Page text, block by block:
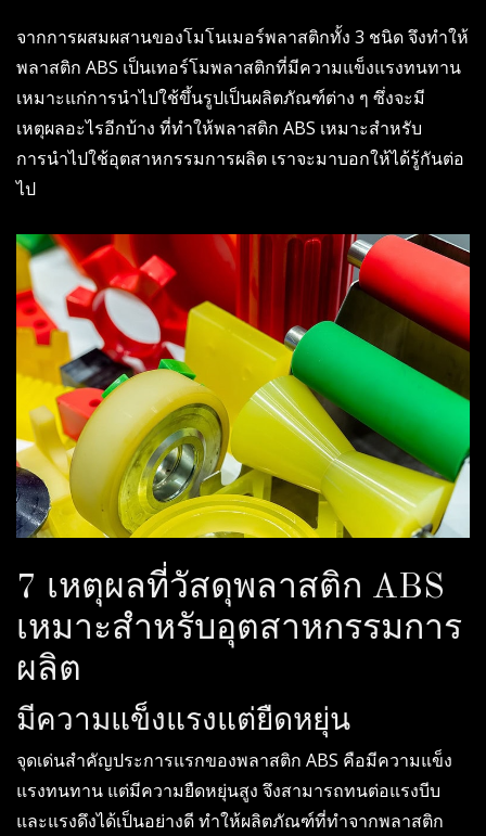
จากการผสมผสานของโมโนเมอร์พลาสติกทั้ง 3 ชนิด จึงทำให้
พลาสติก ABS เป็นเทอร์โมพลาสติกที่มีความแข็งแรงทนทาน
เหมาะแก่การนำไปใช้ขึ้นรูปเป็นผลิตภัณฑ์ต่าง ๆ ซึ่งจะมี
เหตุผลอะไรอีกบ้าง ที่ทำให้พลาสติก ABS เหมาะสำหรับ
การนำไปใช้อุตสาหกรรมการผลิต เราจะมาบอกให้ได้รู้กันต่อ
ไป
7 เหตุผลที่วัสดุพลาสติก ABS
เหมาะสำหรับอุตสาหกรรมการ
ผลิต
มีความแข็งแรงแต่ยืดหยุ่น
จุดเด่นสำคัญประการแรกของพลาสติก ABS คือมีความแข็ง
แรงทนทาน แต่มีความยืดหยุ่นสูง จึงสามารถทนต่อแรงบีบ
และแรงดึงได้เป็นอย่างดี ทำให้ผลิตภัณฑ์ที่ทำจากพลาสติก